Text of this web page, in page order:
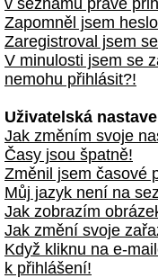
v seznamu právě
Zapomněl jsem
Zaregistroval jsem
V minulosti jsem se
nemohu přihlásit?!
Uživatelská
Jak změním svoje
Časy jsou špatně!
Změnil jsem časové
Můj jazyk není na
Jak zobrazím
Jak změní svoje
Když kliknu na e-
k přihlášení!